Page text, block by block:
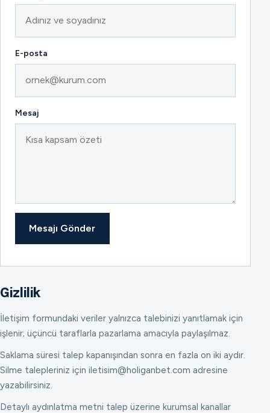
E-posta
Mesaj
Mesajı Gönder
Gizlilik
İletişim formundaki veriler yalnızca talebinizi yanıtlamak için
işlenir; üçüncü taraflarla pazarlama amacıyla paylaşılmaz.
Saklama süresi talep kapanışından sonra en fazla on iki aydır.
Silme talepleriniz için iletisim@holiganbet.com adresine
yazabilirsiniz.
Detaylı aydınlatma metni talep üzerine kurumsal kanallar